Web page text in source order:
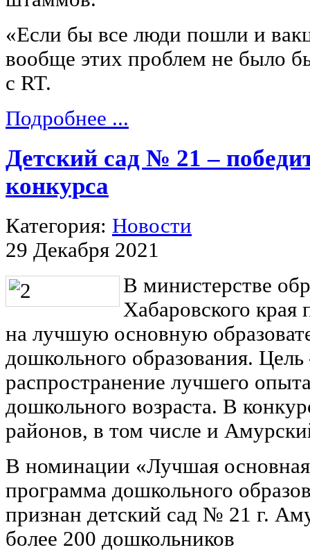
«Если бы все люди пошли и
вообще этих проблем не было
с RT.
Подробнее ...
Детский сад № 21 –
конкурса
Категория: Новости
29 Декабря 2021
В министерстве
Хабаровского края
на лучшую основную
дошкольного образования.
распространение лучшего
дошкольного возраста. В
районов, в том числе и
В номинации «Лучшая основная
программа дошкольного
признан детский сад № 21 г.
более 200 дошкольников